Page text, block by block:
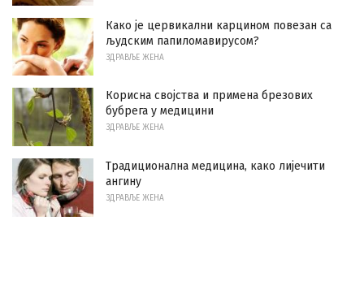
Како је цервикални карцином повезан са
људским папиломавирусом?
ЗДРАВЉЕ ЖЕНА
Корисна својства и примена брезових
бубрега у медицини
ЗДРАВЉЕ ЖЕНА
Традиционална медицина, како лијечити
ангину
ЗДРАВЉЕ ЖЕНА